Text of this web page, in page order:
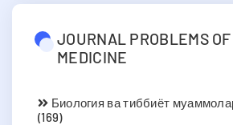
JOURNAL PROBLEMS
MEDICINE
Биология ва тиббиёт
(169)